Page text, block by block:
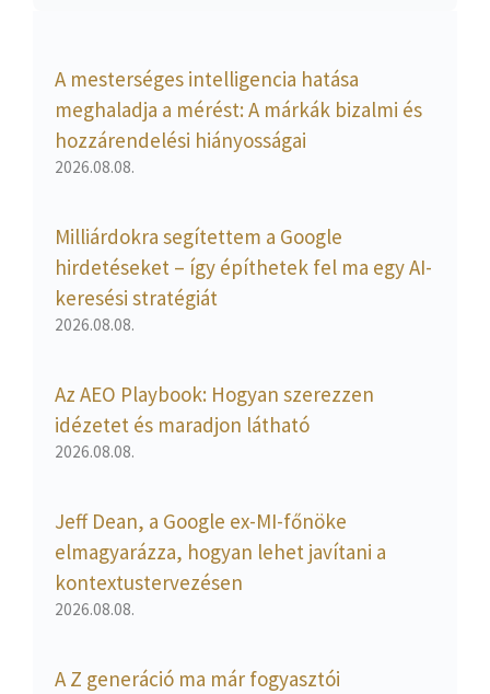
A mesterséges intelligencia hatása
meghaladja a mérést: A márkák bizalmi és
hozzárendelési hiányosságai
2026.08.08.
Milliárdokra segítettem a Google
hirdetéseket – így építhetek fel ma egy AI-
keresési stratégiát
2026.08.08.
Az AEO Playbook: Hogyan szerezzen
idézetet és maradjon látható
2026.08.08.
Jeff Dean, a Google ex-MI-főnöke
elmagyarázza, hogyan lehet javítani a
kontextustervezésen
2026.08.08.
A Z generáció ma már fogyasztói